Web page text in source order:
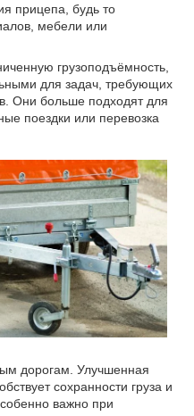
прицепа, будь то
мебели или
грузоподъёмность,
для задач, требующих
Они больше подходят для
поездки или перевозка
дорогам. Улучшенная
сохранности груза и
важно при